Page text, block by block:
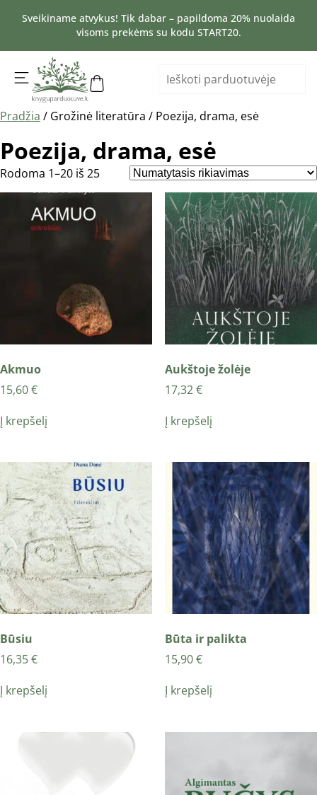
Sveikiname atvykus! Tik dabar – papildoma 20% nuolaida
visoms prekėms su kodu START20.
Pradžia / Grožinė literatūra / Poezija, drama, esė
Poezija, drama, esė
Rodoma 1–20 iš 25
Akmuo
15,60€
Į krepšelį
Aukštoje žolėje
17,32€
Į krepšelį
Būsiu
16,35€
Į krepšelį
Būta ir palikta
15,90€
Į krepšelį